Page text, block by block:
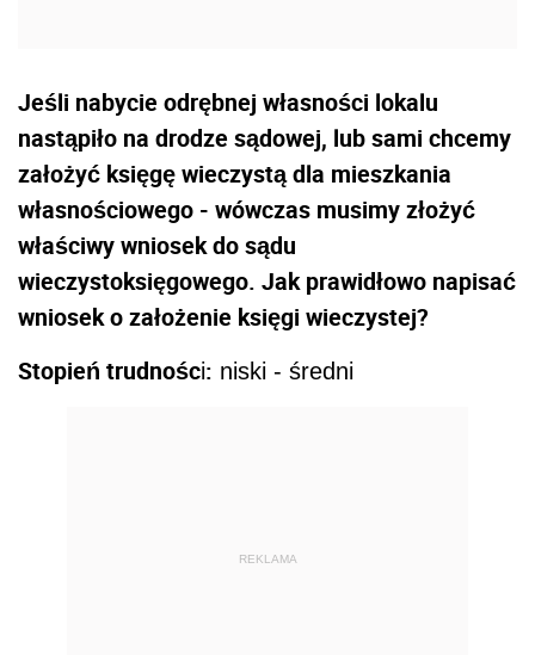
Jeśli nabycie odrębnej własności lokalu
nastąpiło na drodze sądowej, lub sami chcemy
założyć księgę wieczystą dla mieszkania
własnościowego - wówczas musimy złożyć
właściwy wniosek do sądu
wieczystoksięgowego. Jak prawidłowo napisać
wniosek o założenie księgi wieczystej?
Stopień trudności: niski - średni
REKLAMA